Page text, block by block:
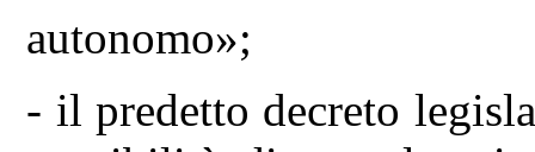
autonomo»;
- il predetto decreto